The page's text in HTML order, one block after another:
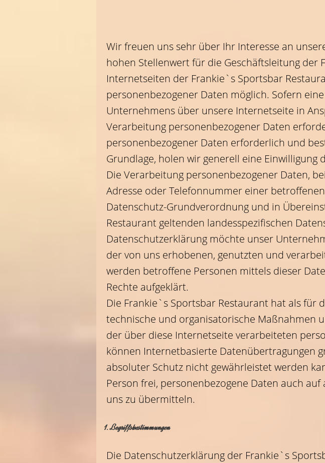
Wir freuen uns sehr über Ihr Interesse an
hohen Stellenwert für die Geschäftsleitung der
Internetseiten der Frankie`s Sportsbar
personenbezogener Daten möglich. Sofern
Unternehmens über unsere Internetseite in
Verarbeitung personenbezogener Daten
personenbezogener Daten erforderlich und
Grundlage, holen wir generell eine Einwilligung
Die Verarbeitung personenbezogener Daten,
Adresse oder Telefonnummer einer
Datenschutz-Grundverordnung und in
Restaurant geltenden landesspezifischen
Datenschutzerklärung möchte unser
der von uns erhobenen, genutzten und
werden betroffene Personen mittels dieser
Rechte aufgeklärt.
Die Frankie`s Sportsbar Restaurant hat als
technische und organisatorische Maßnahmen
der über diese Internetseite verarbeiteten
können Internetbasierte Datenübertragungen
absoluter Schutz nicht gewährleistet werden
Person frei, personenbezogene Daten auch
uns zu übermitteln.
1. Begriffsbestimmungen
Die Datenschutzerklärung der Frankie`s